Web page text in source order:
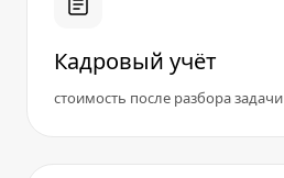
Кадровый учёт
стоимость после разбора задачи